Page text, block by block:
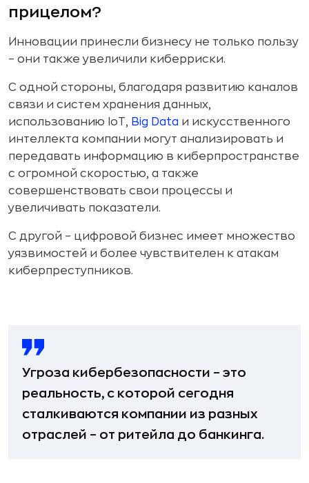
прицелом?
Инновации принесли бизнесу не только пользу
– они также увеличили киберриски.
С одной стороны, благодаря развитию каналов
связи и систем хранения данных,
использованию IoT, Big Data и искусственного
интеллекта компании могут анализировать и
передавать информацию в киберпространстве
с огромной скоростью, а также
совершенствовать свои процессы и
увеличивать показатели.
С другой – цифровой бизнес имеет множество
уязвимостей и более чувствителен к атакам
киберпреступников.
Угроза кибербезопасности – это
реальность, с которой сегодня
сталкиваются компании из разных
отраслей – от ритейла до банкинга.